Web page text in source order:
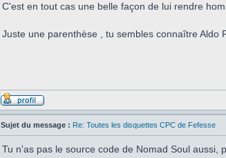
C'est en tout cas une belle façon de lui rendre
Juste une parenthèse , tu sembles connaître Aldo
Sujet du message : Re: Toutes les disquettes CPC de Fefesse
Tu n'as pas le source code de Nomad Soul aussi,